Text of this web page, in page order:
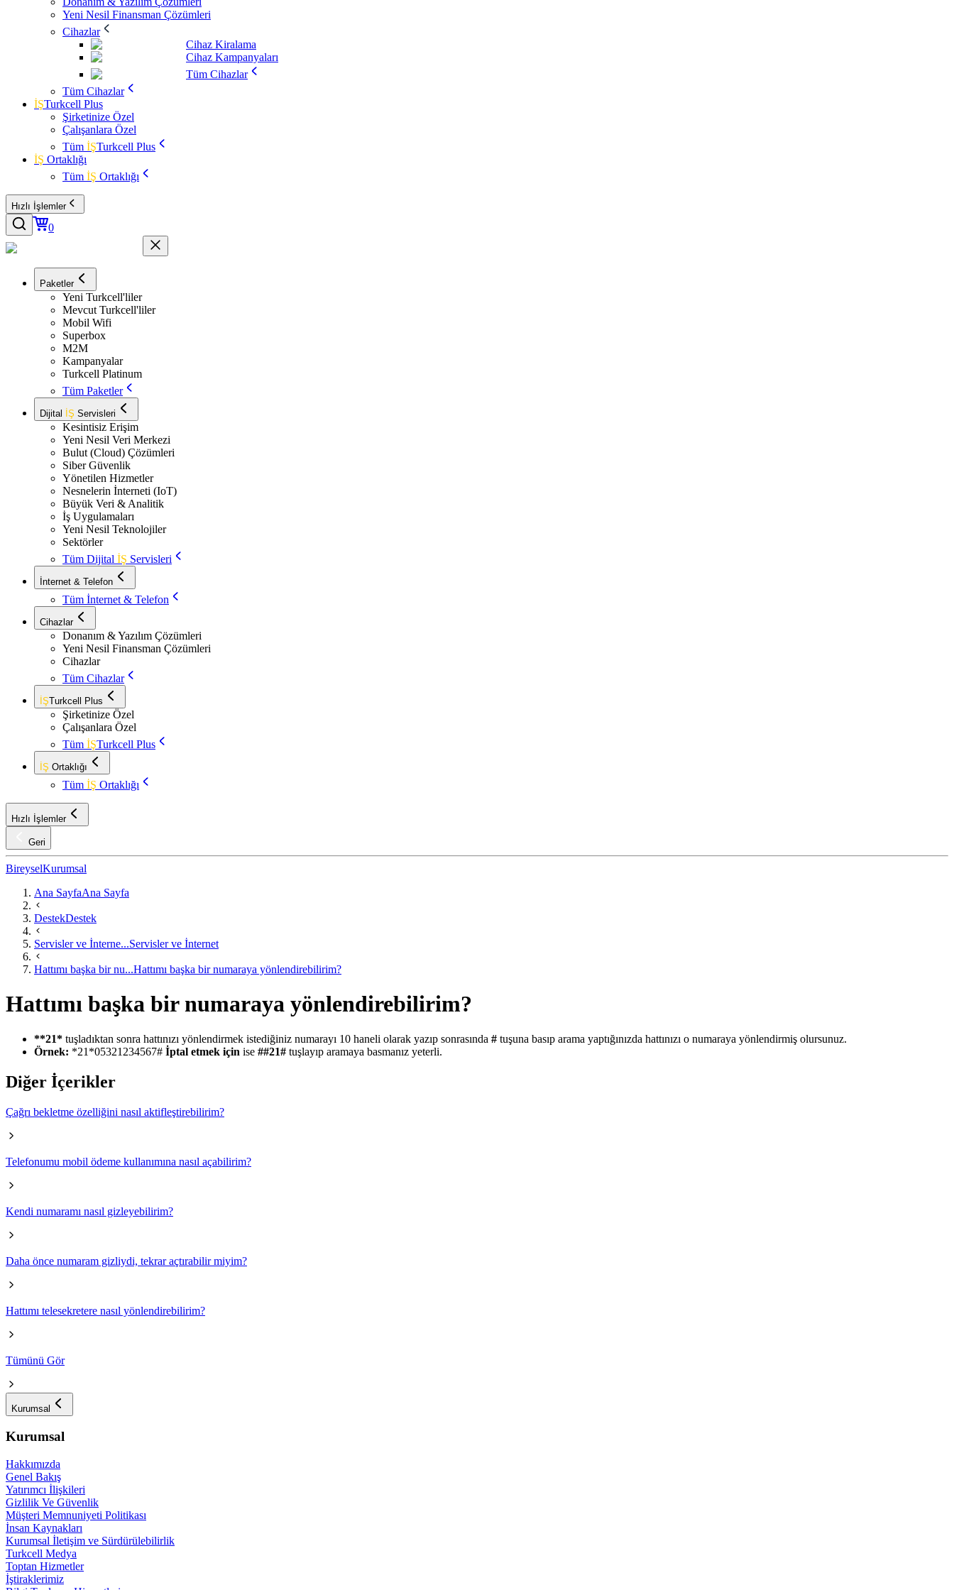
Yeni Nesil Finansman Çözümleri
Cihazlar
Cihaz Kiralama
Cihaz Kampanyaları
Tüm Cihazlar
Tüm Cihazlar
İŞTurkcell Plus
Şirketinize Özel
Çalışanlara Özel
Tüm İŞTurkcell Plus
İŞ Ortaklığı
Tüm İŞ Ortaklığı
Hızlı İşlemler
0
Paketler
Yeni Turkcell'liler
Mevcut Turkcell'liler
Mobil Wifi
Superbox
M2M
Kampanyalar
Turkcell Platinum
Tüm Paketler
Dijital İŞ Servisleri
Kesintisiz Erişim
Yeni Nesil Veri Merkezi
Bulut (Cloud) Çözümleri
Siber Güvenlik
Yönetilen Hizmetler
Nesnelerin İnterneti (IoT)
Büyük Veri & Analitik
İş Uygulamaları
Yeni Nesil Teknolojiler
Sektörler
Tüm Dijital İŞ Servisleri
İnternet & Telefon
Tüm İnternet & Telefon
Cihazlar
Donanım & Yazılım Çözümleri
Yeni Nesil Finansman Çözümleri
Cihazlar
Tüm Cihazlar
İŞTurkcell Plus
Şirketinize Özel
Çalışanlara Özel
Tüm İŞTurkcell Plus
İŞ Ortaklığı
Tüm İŞ Ortaklığı
Hızlı İşlemler
Geri
BireyselKurumsal
Ana SayfaAna Sayfa
DestekDestek
Servisler ve İnterne...Servisler ve İnternet
Hattımı başka bir nu...Hattımı başka bir numaraya yönlendirebilirim?
Hattımı başka bir numaraya yönlendirebilirim?
**21* tuşladıktan sonra hattınızı yönlendirmek istediğiniz numarayı 10 haneli olarak yazıp sonrasında # tuşuna basıp arama yaptığınızda hattınızı o numaraya yönlendirmiş olursunuz.
Örnek: *21*05321234567# İptal etmek için ise ##21#​ tuşlayıp aramaya basmanız yeterli.
Diğer İçerikler
Çağrı bekletme özelliğini nasıl aktifleştirebilirim?
Telefonumu mobil ödeme kullanımına nasıl açabilirim?
Kendi numaramı nasıl gizleyebilirim?
Daha önce numaram gizliydi, tekrar açtırabilir miyim?
Hattımı telesekretere nasıl yönlendirebilirim?
Tümünü Gör
Kurumsal
Kurumsal
Hakkımızda
Genel Bakış
Yatırımcı İlişkileri
Gizlilik Ve Güvenlik
Müşteri Memnuniyeti Politikası
İnsan Kaynakları
Kurumsal İletişim ve Sürdürülebilirlik
Turkcell Medya
Toptan Hizmetler
İştiraklerimiz